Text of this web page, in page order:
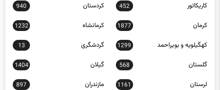
کاریکاتور 452 کردستان 940
کرمان 1877 کرمانشاه 1232
کهگیلویه و بویراحمد 1299 گردشگری 13
گلستان 568 گیلان 1404
لرستان 1161 مازندران 897